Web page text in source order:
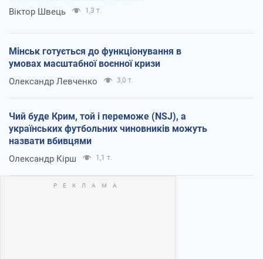
Віктор Швець 1,3 т.
Мінськ готується до функціонування в
умовах масштабної воєнної кризи
Олександр Левченко 3,0 т.
Чий буде Крим, той і переможе (NSJ), а
українських футбольних чиновників можуть
назвати вбивцями
Олександр Кірш 1,1 т.